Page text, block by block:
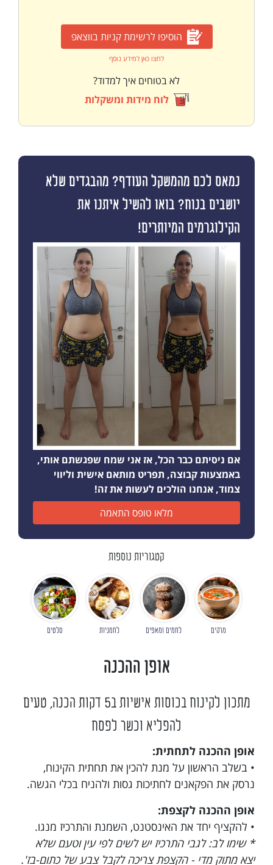
הוסיפו לרשימת קניות בווצאפ
לחצו כאן למידע נוסף
לא בטוחים איך למדוד?
לוח מידות ומשקלות
נמאס לכם מהמשקל העודף? מהבגדים שלא
יושבים בנוח? בואו להשיל איתנו את
הקילוגרמים המיותרים!
אם ניסיתם כבר הכל, אז אני שמח שפגשתם אותי,
באמצעות קבוצה, תפריט מותאם אישית וליווי
צמוד, אנחנו הולכים לעשות את זה!
מלאו טופס התאמה
קטגוריות נוספות
מרקים לחמים ומאפים לחמניות סלטים
אופן ההכנה
מתכון לקינוח בכוסות אישיות ב5 דקות הכנה, טעים
להפליא וכשר לפסח
אופן ההכנה לתחתית:
• בשלב הראשון על מנת להכין את תחתית הקינוח,
נרסק את הפקאנים לחתיכות גסות ולהניח בכלי הגשה.
אופן ההכנה לקצפת:
• להקציף יחד את האינסטנט, השמנת והתרכיז מנגו.
* שימו לב: לגבי התרכיז יש לשים לפי עין וטעם שלא
יצא מתוק מדי - הקצפת צריכה לקבל צבע של כתום-בז'.